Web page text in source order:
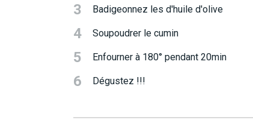
3 Badigeonnez les d'huile d'olive
4 Soupoudrer le cumin
5 Enfourner à 180° pendant 20min
6 Dégustez !!!